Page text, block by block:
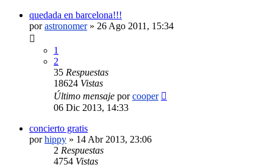
quedada en barcelona!!!
porastronomer» 26 Ago 2011, 15:34
1
2
35 Respuestas
18624 Vistas
Último mensaje porcooper
06 Dic 2013, 14:33
concierto gratis
porhippy » 14 Abr 2013, 23:06
2 Respuestas
4754 Vistas